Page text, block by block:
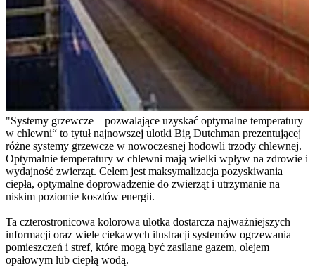
"Systemy grzewcze – pozwalające uzyskać optymalne temperatury
w chlewni“ to tytuł najnowszej ulotki Big Dutchman prezentującej
różne systemy grzewcze w nowoczesnej hodowli trzody chlewnej.
Optymalnie temperatury w chlewni mają wielki wpływ na zdrowie i
wydajność zwierząt. Celem jest maksymalizacja pozyskiwania
ciepła, optymalne doprowadzenie do zwierząt i utrzymanie na
niskim poziomie kosztów energii.
Ta czterostronicowa kolorowa ulotka dostarcza najważniejszych
informacji oraz wiele ciekawych ilustracji systemów ogrzewania
pomieszczeń i stref, które mogą być zasilane gazem, olejem
opałowym lub ciepłą wodą.